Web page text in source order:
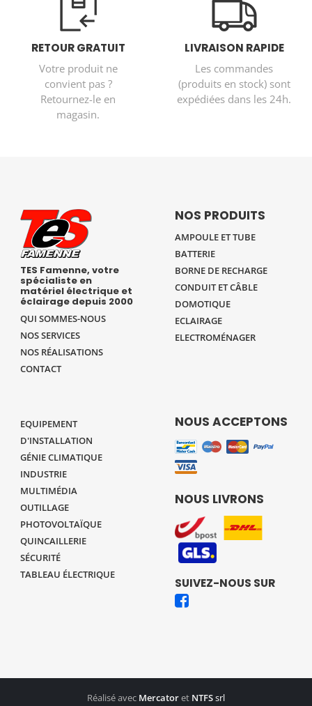
RETOUR GRATUIT
Votre produit ne
convient pas ?
Retournez-le en
magasin.
LIVRAISON RAPIDE
Les commandes
(produits en stock) sont
expédiées dans les 24h.
TES Famenne, votre
spécialiste en
matériel électrique et
éclairage depuis 2000
QUI SOMMES-NOUS
NOS SERVICES
NOS RÉALISATIONS
CONTACT
NOS PRODUITS
AMPOULE ET TUBE
BATTERIE
BORNE DE RECHARGE
CONDUIT ET CÂBLE
DOMOTIQUE
ECLAIRAGE
ELECTROMÉNAGER
EQUIPEMENT
D'INSTALLATION
GÉNIE CLIMATIQUE
INDUSTRIE
MULTIMÉDIA
OUTILLAGE
PHOTOVOLTAÏQUE
QUINCAILLERIE
SÉCURITÉ
TABLEAU ÉLECTRIQUE
NOUS ACCEPTONS
NOUS LIVRONS
SUIVEZ-NOUS SUR
Réalisé avec Mercatoret NTFSsrl